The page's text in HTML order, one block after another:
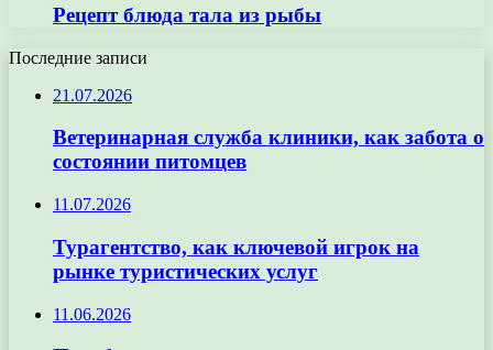
Рецепт блюда тала из рыбы
Последние записи
21.07.2026
Ветеринарная служба клиники, как забота о
состоянии питомцев
11.07.2026
Турагентство, как ключевой игрок на
рынке туристических услуг
11.06.2026